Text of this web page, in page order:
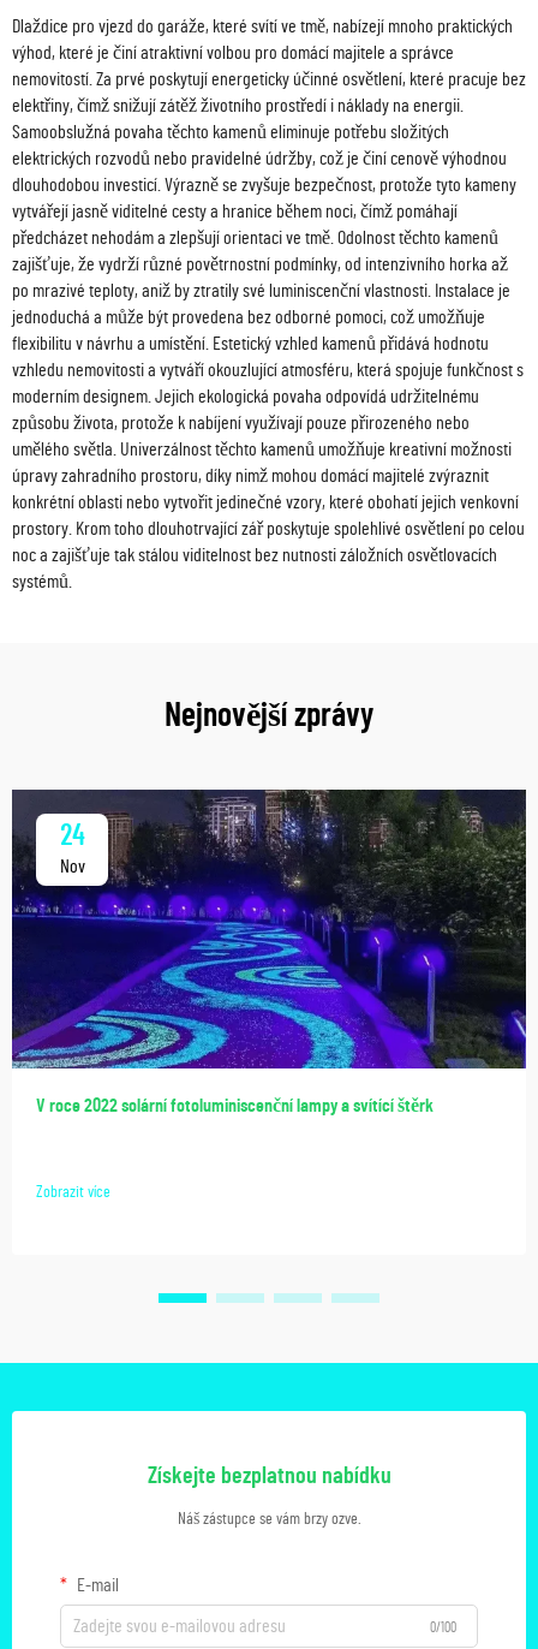
Dlaždice pro vjezd do garáže, které svítí ve tmě, nabízejí mnoho praktických
výhod, které je činí atraktivní volbou pro domácí majitele a správce
nemovitostí. Za prvé poskytují energeticky účinné osvětlení, které pracuje bez
elektřiny, čímž snižují zátěž životního prostředí i náklady na energii.
Samoobslužná povaha těchto kamenů eliminuje potřebu složitých
elektrických rozvodů nebo pravidelné údržby, což je činí cenově výhodnou
dlouhodobou investicí. Výrazně se zvyšuje bezpečnost, protože tyto kameny
vytvářejí jasně viditelné cesty a hranice během noci, čímž pomáhají
předcházet nehodám a zlepšují orientaci ve tmě. Odolnost těchto kamenů
zajišťuje, že vydrží různé povětrnostní podmínky, od intenzivního horka až
po mrazivé teploty, aniž by ztratily své luminiscenční vlastnosti. Instalace je
jednoduchá a může být provedena bez odborné pomoci, což umožňuje
flexibilitu v návrhu a umístění. Estetický vzhled kamenů přidává hodnotu
vzhledu nemovitosti a vytváří okouzlující atmosféru, která spojuje funkčnost s
moderním designem. Jejich ekologická povaha odpovídá udržitelnému
způsobu života, protože k nabíjení využívají pouze přirozeného nebo
umělého světla. Univerzálnost těchto kamenů umožňuje kreativní možnosti
úpravy zahradního prostoru, díky nimž mohou domácí majitelé zvýraznit
konkrétní oblasti nebo vytvořit jedinečné vzory, které obohatí jejich venkovní
prostory. Krom toho dlouhotrvající zář poskytuje spolehlivé osvětlení po celou
noc a zajišťuje tak stálou viditelnost bez nutnosti záložních osvětlovacích
systémů.
Nejnovější zprávy
24
Nov
V roce 2022 solární fotoluminiscenční lampy a svítící štěrk
Zobrazit více
Získejte bezplatnou nabídku
Náš zástupce se vám brzy ozve.
E-mail
0/100